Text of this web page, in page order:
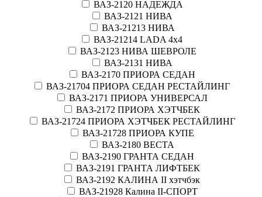
ВАЗ-2120 НАДЕЖДА
ВАЗ-2121 НИВА
ВАЗ-21213 НИВА
ВАЗ-21214 LADA 4х4
ВАЗ-2123 НИВА ШЕВРОЛЕ
ВАЗ-2131 НИВА
ВАЗ-2170 ПРИОРА СЕДАН
ВАЗ-21704 ПРИОРА СЕДАН РЕСТАЙЛИНГ
ВАЗ-2171 ПРИОРА УНИВЕРСАЛ
ВАЗ-2172 ПРИОРА ХЭТЧБЕК
ВАЗ-21724 ПРИОРА ХЭТЧБЕК РЕСТАЙЛИНГ
ВАЗ-21728 ПРИОРА КУПЕ
ВАЗ-2180 ВЕСТА
ВАЗ-2190 ГРАНТА СЕДАН
ВАЗ-2191 ГРАНТА ЛИФТБЕК
ВАЗ-2192 КАЛИНА II хэтчбэк
ВАЗ-21928 Калина II-СПОРТ